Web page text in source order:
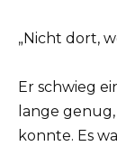
„Nicht dort,
Er schwieg
lange
konnte. Es